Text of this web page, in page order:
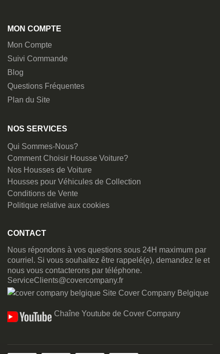
MON COMPTE
Mon Compte
Suivi Commande
Blog
Questions Fréquentes
Plan du Site
NOS SERVICES
Qui Sommes-Nous?
Comment Choisir Housse Voiture?
Nos Housses de Voiture
Housses pour Véhicules de Collection
Conditions de Vente
Politique relative aux cookies
CONTACT
Nous répondons à vos questions sous 24H maximum par
courriel. Si vous souhaitez être rappelé(e), demandez le et
nous vous contacterons par téléphone.
ServiceClients@covercompany.fr
Site Cover Company Belgique
Chaîne Youtube de Cover Company